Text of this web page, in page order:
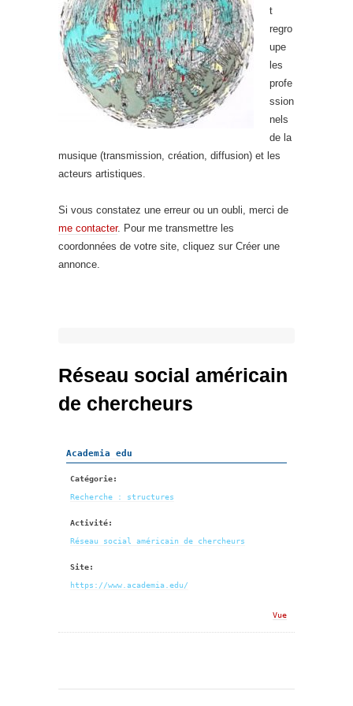
t
regro
upe
les
profe
ssion
nels
de la
musique (transmission, création, diffusion) et les
acteurs artistiques.
Si vous constatez une erreur ou un oubli, merci de
me contacter. Pour me transmettre les
coordonnées de votre site, cliquez sur Créer une
annonce.
Réseau social américain
de chercheurs
Academia edu
Catégorie:
Recherche : structures
Activité:
Réseau social américain de chercheurs
Site:
https://www.academia.edu/
Vue